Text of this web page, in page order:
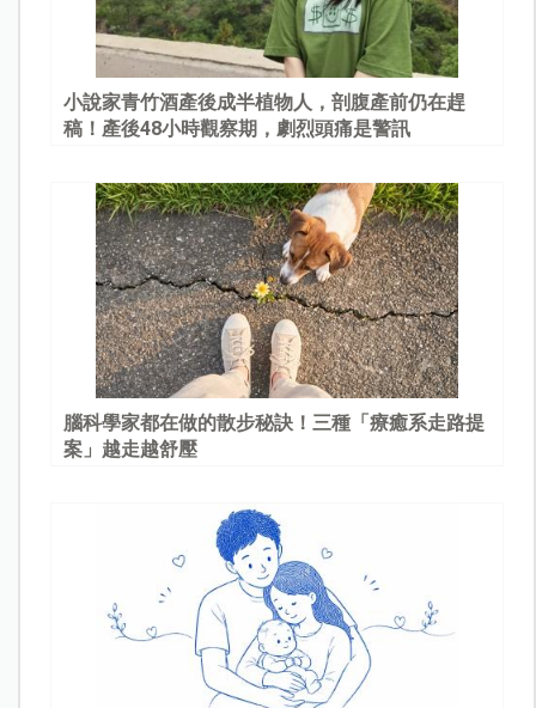
小說家青竹酒產後成半植物人，剖腹產前仍在趕
稿！產後48小時觀察期，劇烈頭痛是警訊
腦科學家都在做的散步秘訣！三種「療癒系走路提
案」越走越舒壓